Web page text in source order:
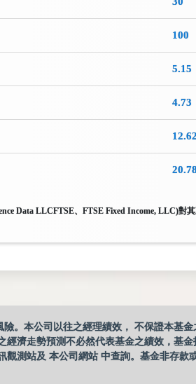
100
5.15
4.73
12.62
20.78
Data LLCFTSE、FTSE Fixed Income, LLC)對
。本公司以往之經理績效， 不保證本基
濟走勢預測不必然代表基金之績效，基
測站及 本公司網站 中查詢。基金非存